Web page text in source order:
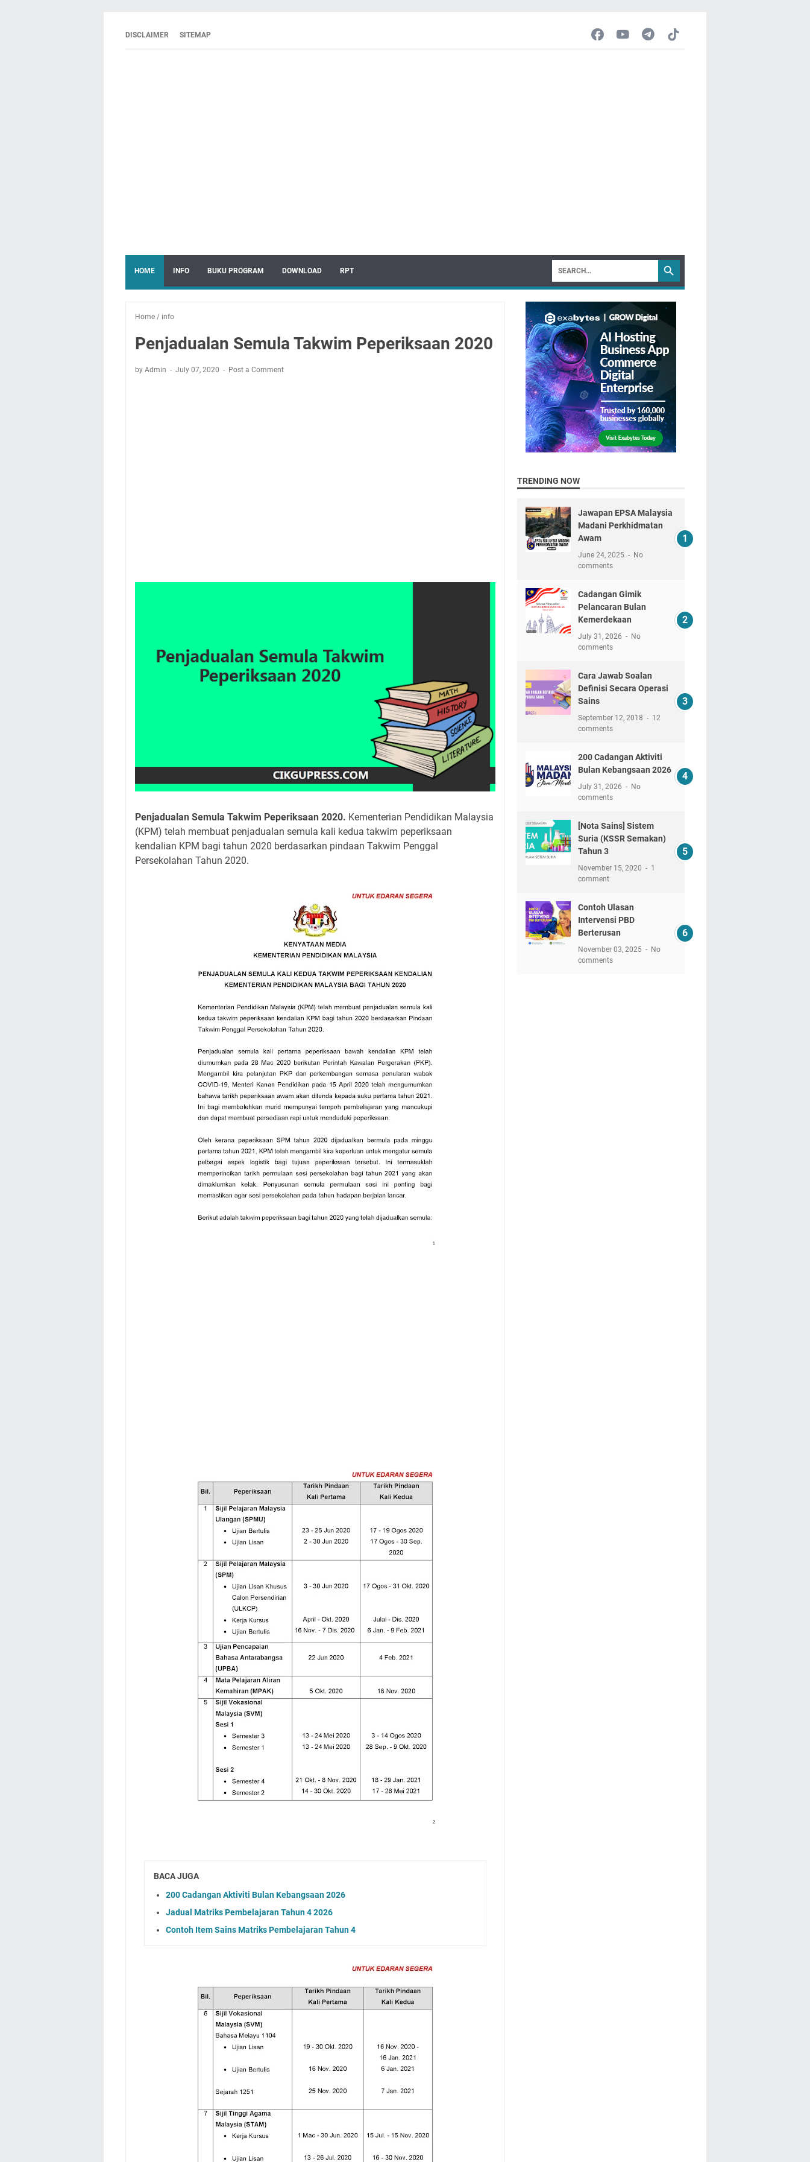
DISCLAIMER SITEMAP
HOME INFO BUKU PROGRAM DOWNLOAD RPT
Home / info
Penjadualan Semula Takwim Peperiksaan 2020
by Admin July 07, 2020 Post a Comment
Penjadualan Semula Takwim Peperiksaan 2020. Kementerian Pendidikan Malaysia
(KPM) telah membuat penjadualan semula kali kedua takwim peperiksaan
kendalian KPM bagi tahun 2020 berdasarkan pindaan Takwim Penggal
Persekolahan Tahun 2020.
BACA JUGA
200 Cadangan Aktiviti Bulan Kebangsaan 2026
Jadual Matriks Pembelajaran Tahun 4 2026
Contoh Item Sains Matriks Pembelajaran Tahun 4
TRENDING NOW
Jawapan EPSA Malaysia
Madani Perkhidmatan
Awam
June 24, 2025
No
comments
Cadangan Gimik
Pelancaran Bulan
Kemerdekaan
July 31, 2026
No
comments
Cara Jawab Soalan
Definisi Secara Operasi
Sains
September 12, 2018
12
comments
200 Cadangan Aktiviti
Bulan Kebangsaan 2026
July 31, 2026
No
comments
[Nota Sains] Sistem
Suria (KSSR Semakan)
Tahun 3
November 15, 2020
1
comment
Contoh Ulasan
Intervensi PBD
Berterusan
November 03, 2025
No
comments